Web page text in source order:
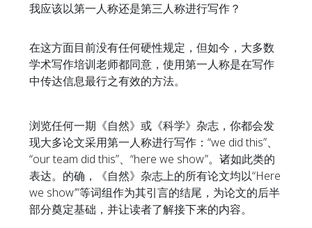
我应该以第一人称还是第三人称进行写作？
在这方面目前没有任何硬性规定，但如今，大多数
学术写作培训老师都同意，使用第一人称是在写作
中传达信息最行之有效的方法。
浏览任何一期《自然》或《科学》杂志，你都会发
现大多论文采用第一人称进行写作：“we did this”、
“our team did this”、“here we show”。诸如此类的
表达。的确，《自然》杂志上的所有论文均以“Here
we show’”等词组作为其引言的结尾，为论文的后半
部分奠定基础，并让读者了解接下来的内容。